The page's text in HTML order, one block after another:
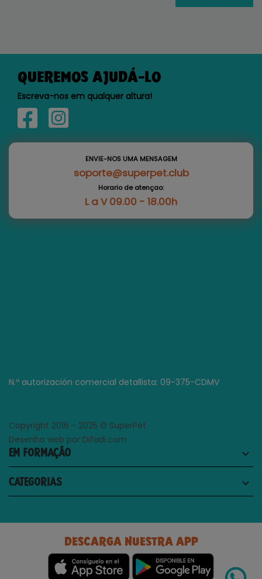
QUEREMOS AJUDÁ-LO
Escreva-nos em qualquer altura!
ENVIE-NOS UMA MENSAGEM
soporte@superpet.club
Horario de atençao:
L a V 09.00 - 18.00h
N.º autorización comercial detallista: 09-375-CDMV
Copyright 2016 - 2025 © SuperPet
Desenho web por Difadi.com
EM FORMAÇÃO keyboard_arrow_down
CATEGORIAS keyboard_arrow_down
DESCARGA NUESTRA APP